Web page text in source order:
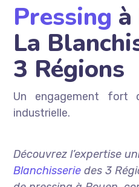
Pressing à
La
3 Régions
Un engagement fort
industrielle.
Découvrez l’expertise
Blanchisserie des 3